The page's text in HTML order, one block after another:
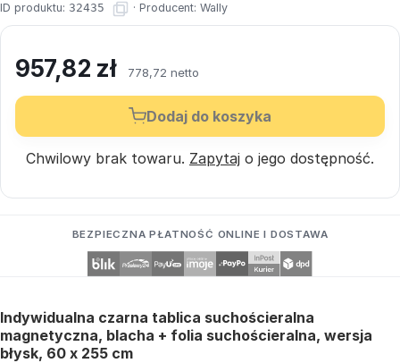
ID produktu: 32435 · Producent: Wally
957,82 zł 778,72 netto
Dodaj do koszyka
Chwilowy brak towaru. Zapytaj o jego dostępność.
BEZPIECZNA PŁATNOŚĆ ONLINE I DOSTAWA
Indywidualna czarna tablica suchościeralna
magnetyczna, blacha + folia suchościeralna, wersja
błysk, 60 x 255 cm